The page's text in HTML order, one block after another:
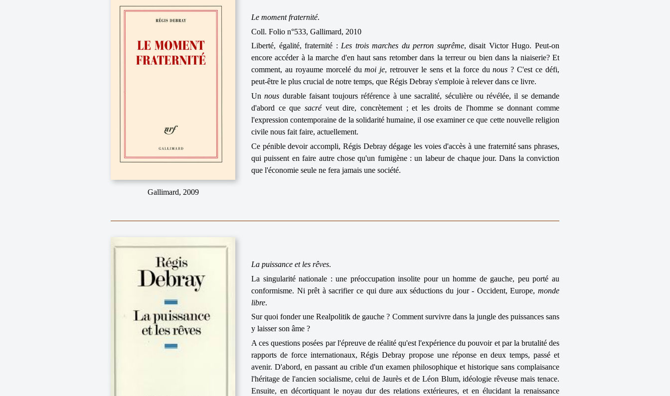
Gallimard, 2009
Le moment fraternité.
Coll. Folio n°533, Gallimard, 2010
Liberté, égalité, fraternité : Les trois marches du perron suprême, disait Victor Hugo. Peut-on
encore accéder à la marche d'en haut sans retomber dans la terreur ou bien dans la niaiserie? Et
comment, au royaume morcelé dumoi je, retrouver le sens et la force dunous ? C'est ce défi,
peut-être le plus crucial de notre temps, que Régis Debray s'emploie à relever dans ce livre.
Unnous durable faisant toujours référence à une sacralité, séculière ou révélée, il se demande
d'abord ce que sacréveut dire, concrètement ; et les droits de l'homme se donnant comme
l'expression contemporaine de la solidarité humaine, il ose examiner ce que cette nouvelle religion
civile nous fait faire, actuellement.
Ce pénible devoir accompli, Régis Debray dégage les voies d'accès à une fraternité sans phrases,
qui puissent en faire autre chose qu'un fumigène : un labeur de chaque jour. Dans la conviction
que l'économie seule ne fera jamais une société.
La puissance et les rêves.
La singularité nationale : une préoccupation insolite pour un homme de gauche, peu porté au
conformisme. Ni prêt à sacrifier ce qui dure aux séductions du jour - Occident, Europe, monde
libre.
Sur quoi fonder une Realpolitik de gauche ? Comment survivre dans la jungle des puissances sans
y laisser son âme ?
A ces questions posées par l'épreuve de réalité qu'est l'expérience du pouvoir et par la brutalité des
rapports de force internationaux, Régis Debray propose une réponse en deux temps, passé et
avenir. D'abord, en passant au crible d'un examen philosophique et historique sans complaisance
l'héritage de l'ancien socialisme, celui de Jaurès et de Léon Blum, idéologie rêveuse mais tenace.
Ensuite, en décortiquant le noyau dur des relations extérieures, et en élucidant la renaissance